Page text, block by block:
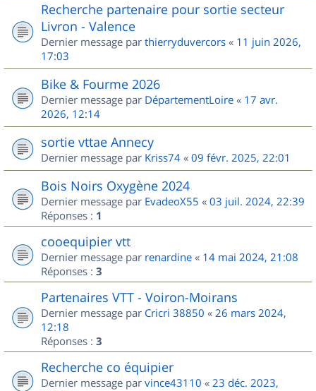
Recherche partenaire pour sortie secteur
Livron - Valence
Dernier message par thierryduvercors « 11 juin 2026,
17:03
Bike & Fourme 2026
Dernier message par DépartementLoire « 17 avr.
2026, 12:14
sortie vttae Annecy
Dernier message par Kriss74 « 09 févr. 2025, 22:01
Bois Noirs Oxygène 2024
Dernier message par EvadeoX55 « 03 juil. 2024, 22:39
Réponses : 1
cooequipier vtt
Dernier message par renardine « 14 mai 2024, 21:08
Réponses : 3
Partenaires VTT - Voiron-Moirans
Dernier message par Cricri 38850 « 26 mars 2024,
12:18
Réponses : 3
Recherche co équipier
Dernier message par vince43110 « 23 déc. 2023,